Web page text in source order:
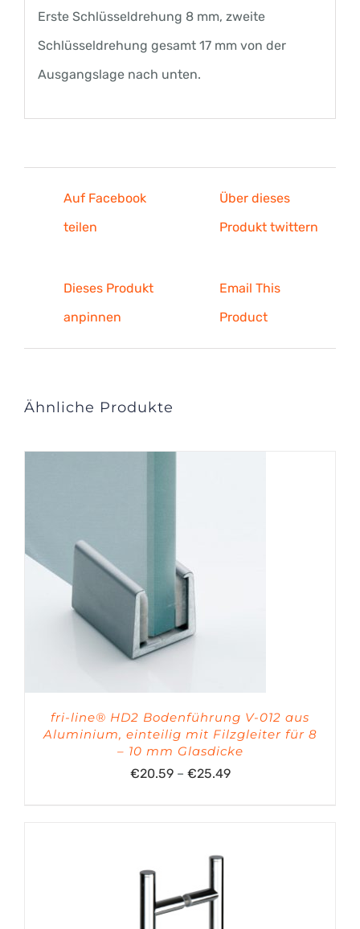
Erste Schlüsseldrehung 8 mm, zweite
Schlüsseldrehung gesamt 17 mm von der
Ausgangslage nach unten.
Auf Facebook
teilen
Über dieses
Produkt twittern
Dieses Produkt
anpinnen
Email This
Product
Ähnliche Produkte
fri-line® HD2 Bodenführung V-012 aus
Aluminium, einteilig mit Filzgleiter für 8
– 10 mm Glasdicke
€20.59 – €25.49Preisspanne: